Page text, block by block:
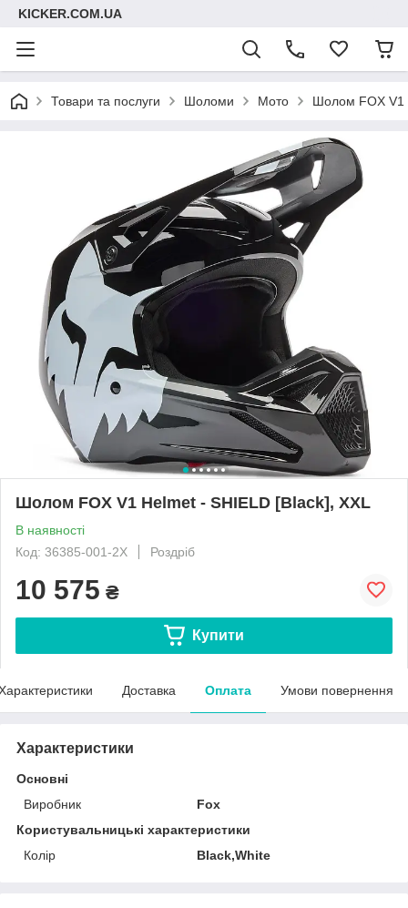
KICKER.COM.UA
Товари та послуги Шоломи Мото Шолом FOX V1
Шолом FOX V1 Helmet - SHIELD [Black], XXL
В наявності
Код: 36385-001-2X
Роздріб
10 575 ₴
Купити
Доставка Оплата Умови повернення
Характеристики
Основні
Виробник
Fox
Користувальницькі характеристики
Колір
Black,White